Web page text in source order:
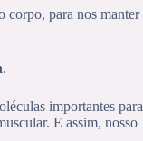
corpo, para nos manter
.
importantes para
E assim, nosso